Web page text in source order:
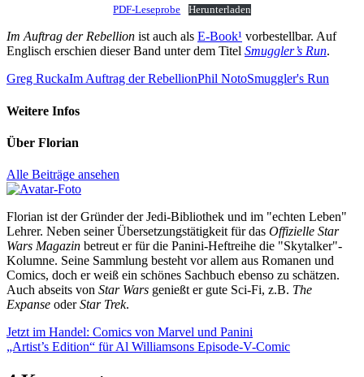
PDF-Leseprobe Herunterladen
Im Auftrag der Rebellion ist auch als E-Book¹ vorbestellbar. Auf
Englisch erschien dieser Band unter dem Titel Smuggler’s Run.
Greg RuckaIm Auftrag der RebellionPhil NotoSmuggler's Run
Weitere Infos
Über Florian
Alle Beiträge ansehen
Florian ist der Gründer der Jedi-Bibliothek und im "echten Leben"
Lehrer. Neben seiner Übersetzungstätigkeit für das Offizielle Star
Wars Magazin betreut er für die Panini-Heftreihe die "Skytalker"-
Kolumne. Seine Sammlung besteht vor allem aus Romanen und
Comics, doch er weiß ein schönes Sachbuch ebenso zu schätzen.
Auch abseits von Star Wars genießt er gute Sci-Fi, z.B. The
Expanse oderStar Trek.
Beitragsnavigation
Vorheriger
Beitrag:
Jetzt im Handel: Comics von Marvel und Panini
Nächster
„Artist’s Edition“ für Al Williamsons Episode-V-Comic